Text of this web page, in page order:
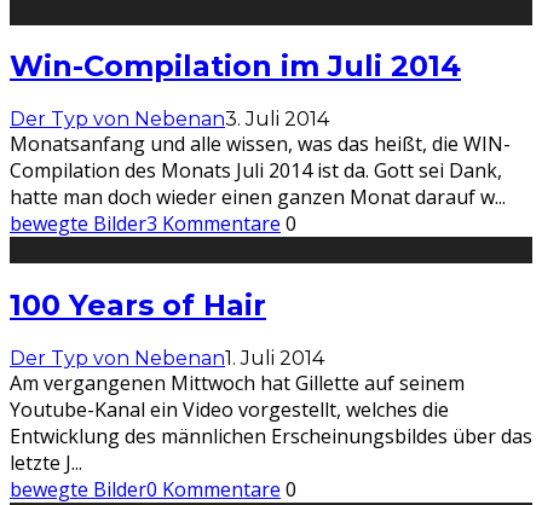
Win-Compilation im Juli 2014
Der Typ von Nebenan3. Juli 2014
Monatsanfang und alle wissen, was das heißt, die WIN-
Compilation des Monats Juli 2014 ist da. Gott sei Dank,
hatte man doch wieder einen ganzen Monat darauf w...
bewegte Bilder3 Kommentare 0
100 Years of Hair
Der Typ von Nebenan1. Juli 2014
Am vergangenen Mittwoch hat Gillette auf seinem
Youtube-Kanal ein Video vorgestellt, welches die
Entwicklung des männlichen Erscheinungsbildes über das
letzte J...
bewegte Bilder0 Kommentare 0